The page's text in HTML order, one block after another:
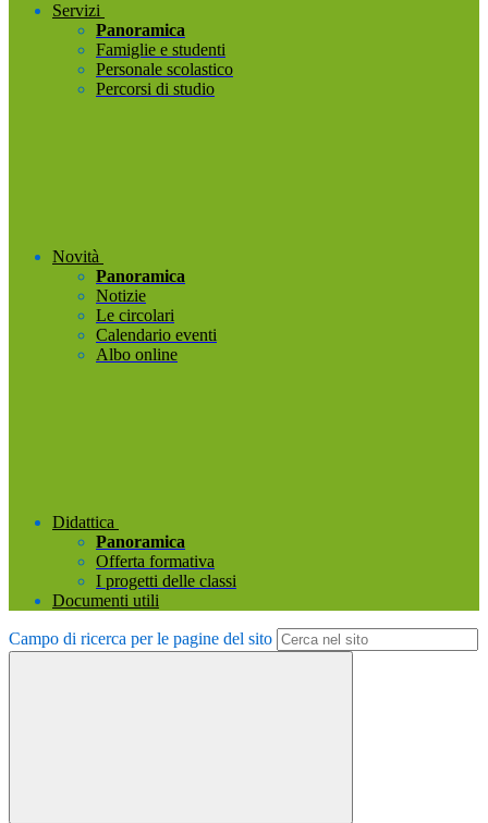
Servizi
Panoramica
Famiglie e studenti
Personale scolastico
Percorsi di studio
Novità
Panoramica
Notizie
Le circolari
Calendario eventi
Albo online
Didattica
Panoramica
Offerta formativa
I progetti delle classi
Documenti utili
Campo di ricerca per le pagine del sito